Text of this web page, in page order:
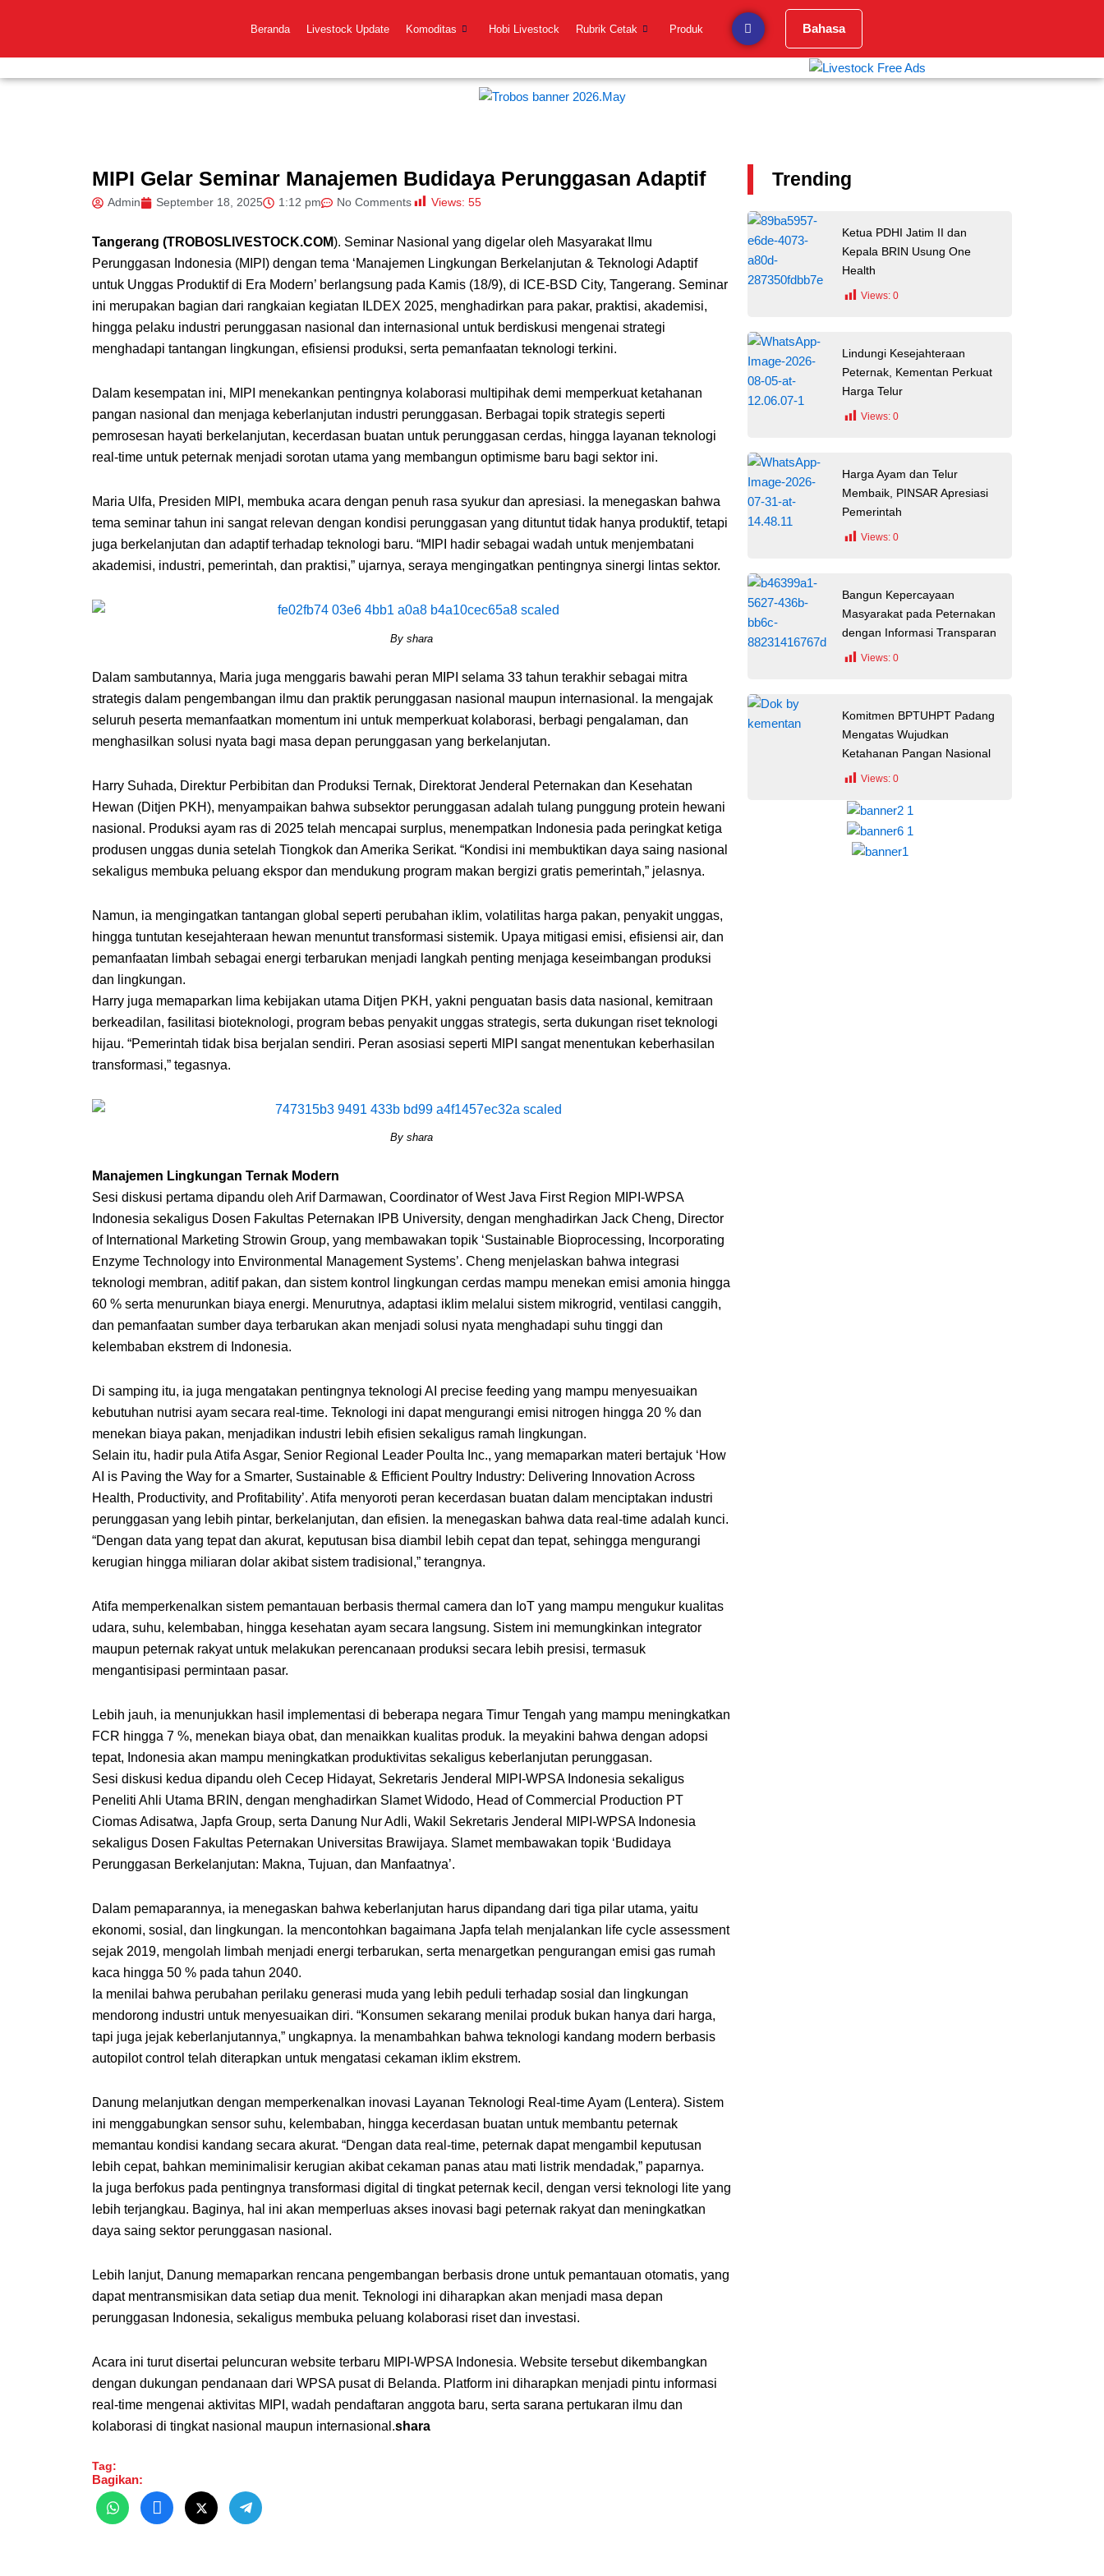
Beranda Livestock Update Komoditas Hobi Livestock Rubrik Cetak Produk Bahasa
MIPI Gelar Seminar Manajemen Budidaya Perunggasan Adaptif
Admin September 18, 2025 1:12 pm No Comments Views: 55
Tangerang (TROBOSLIVESTOCK.COM). Seminar Nasional yang digelar oleh Masyarakat Ilmu
Perunggasan Indonesia (MIPI) dengan tema ‘Manajemen Lingkungan Berkelanjutan & Teknologi Adaptif
untuk Unggas Produktif di Era Modern’ berlangsung pada Kamis (18/9), di ICE-BSD City, Tangerang. Seminar
ini merupakan bagian dari rangkaian kegiatan ILDEX 2025, menghadirkan para pakar, praktisi, akademisi,
hingga pelaku industri perunggasan nasional dan internasional untuk berdiskusi mengenai strategi
menghadapi tantangan lingkungan, efisiensi produksi, serta pemanfaatan teknologi terkini.
Dalam kesempatan ini, MIPI menekankan pentingnya kolaborasi multipihak demi memperkuat ketahanan
pangan nasional dan menjaga keberlanjutan industri perunggasan. Berbagai topik strategis seperti
pemrosesan hayati berkelanjutan, kecerdasan buatan untuk perunggasan cerdas, hingga layanan teknologi
real-time untuk peternak menjadi sorotan utama yang membangun optimisme baru bagi sektor ini.
Maria Ulfa, Presiden MIPI, membuka acara dengan penuh rasa syukur dan apresiasi. Ia menegaskan bahwa
tema seminar tahun ini sangat relevan dengan kondisi perunggasan yang dituntut tidak hanya produktif, tetapi
juga berkelanjutan dan adaptif terhadap teknologi baru. “MIPI hadir sebagai wadah untuk menjembatani
akademisi, industri, pemerintah, dan praktisi,” ujarnya, seraya mengingatkan pentingnya sinergi lintas sektor.
By shara
Dalam sambutannya, Maria juga menggaris bawahi peran MIPI selama 33 tahun terakhir sebagai mitra
strategis dalam pengembangan ilmu dan praktik perunggasan nasional maupun internasional. Ia mengajak
seluruh peserta memanfaatkan momentum ini untuk memperkuat kolaborasi, berbagi pengalaman, dan
menghasilkan solusi nyata bagi masa depan perunggasan yang berkelanjutan.
Harry Suhada, Direktur Perbibitan dan Produksi Ternak, Direktorat Jenderal Peternakan dan Kesehatan
Hewan (Ditjen PKH), menyampaikan bahwa subsektor perunggasan adalah tulang punggung protein hewani
nasional. Produksi ayam ras di 2025 telah mencapai surplus, menempatkan Indonesia pada peringkat ketiga
produsen unggas dunia setelah Tiongkok dan Amerika Serikat. “Kondisi ini membuktikan daya saing nasional
sekaligus membuka peluang ekspor dan mendukung program makan bergizi gratis pemerintah,” jelasnya.
Namun, ia mengingatkan tantangan global seperti perubahan iklim, volatilitas harga pakan, penyakit unggas,
hingga tuntutan kesejahteraan hewan menuntut transformasi sistemik. Upaya mitigasi emisi, efisiensi air, dan
pemanfaatan limbah sebagai energi terbarukan menjadi langkah penting menjaga keseimbangan produksi
dan lingkungan.
Harry juga memaparkan lima kebijakan utama Ditjen PKH, yakni penguatan basis data nasional, kemitraan
berkeadilan, fasilitasi bioteknologi, program bebas penyakit unggas strategis, serta dukungan riset teknologi
hijau. “Pemerintah tidak bisa berjalan sendiri. Peran asosiasi seperti MIPI sangat menentukan keberhasilan
transformasi,” tegasnya.
By shara
Manajemen Lingkungan Ternak Modern
Sesi diskusi pertama dipandu oleh Arif Darmawan, Coordinator of West Java First Region MIPI-WPSA
Indonesia sekaligus Dosen Fakultas Peternakan IPB University, dengan menghadirkan Jack Cheng, Director
of International Marketing Strowin Group, yang membawakan topik ‘Sustainable Bioprocessing, Incorporating
Enzyme Technology into Environmental Management Systems’. Cheng menjelaskan bahwa integrasi
teknologi membran, aditif pakan, dan sistem kontrol lingkungan cerdas mampu menekan emisi amonia hingga
60 % serta menurunkan biaya energi. Menurutnya, adaptasi iklim melalui sistem mikrogrid, ventilasi canggih,
dan pemanfaatan sumber daya terbarukan akan menjadi solusi nyata menghadapi suhu tinggi dan
kelembaban ekstrem di Indonesia.
Di samping itu, ia juga mengatakan pentingnya teknologi AI precise feeding yang mampu menyesuaikan
kebutuhan nutrisi ayam secara real-time. Teknologi ini dapat mengurangi emisi nitrogen hingga 20 % dan
menekan biaya pakan, menjadikan industri lebih efisien sekaligus ramah lingkungan.
Selain itu, hadir pula Atifa Asgar, Senior Regional Leader Poulta Inc., yang memaparkan materi bertajuk ‘How
AI is Paving the Way for a Smarter, Sustainable & Efficient Poultry Industry: Delivering Innovation Across
Health, Productivity, and Profitability’. Atifa menyoroti peran kecerdasan buatan dalam menciptakan industri
perunggasan yang lebih pintar, berkelanjutan, dan efisien. Ia menegaskan bahwa data real-time adalah kunci.
“Dengan data yang tepat dan akurat, keputusan bisa diambil lebih cepat dan tepat, sehingga mengurangi
kerugian hingga miliaran dolar akibat sistem tradisional,” terangnya.
Atifa memperkenalkan sistem pemantauan berbasis thermal camera dan IoT yang mampu mengukur kualitas
udara, suhu, kelembaban, hingga kesehatan ayam secara langsung. Sistem ini memungkinkan integrator
maupun peternak rakyat untuk melakukan perencanaan produksi secara lebih presisi, termasuk
mengantisipasi permintaan pasar.
Lebih jauh, ia menunjukkan hasil implementasi di beberapa negara Timur Tengah yang mampu meningkatkan
FCR hingga 7 %, menekan biaya obat, dan menaikkan kualitas produk. Ia meyakini bahwa dengan adopsi
tepat, Indonesia akan mampu meningkatkan produktivitas sekaligus keberlanjutan perunggasan.
Sesi diskusi kedua dipandu oleh Cecep Hidayat, Sekretaris Jenderal MIPI-WPSA Indonesia sekaligus
Peneliti Ahli Utama BRIN, dengan menghadirkan Slamet Widodo, Head of Commercial Production PT
Ciomas Adisatwa, Japfa Group, serta Danung Nur Adli, Wakil Sekretaris Jenderal MIPI-WPSA Indonesia
sekaligus Dosen Fakultas Peternakan Universitas Brawijaya. Slamet membawakan topik ‘Budidaya
Perunggasan Berkelanjutan: Makna, Tujuan, dan Manfaatnya’.
Dalam pemaparannya, ia menegaskan bahwa keberlanjutan harus dipandang dari tiga pilar utama, yaitu
ekonomi, sosial, dan lingkungan. Ia mencontohkan bagaimana Japfa telah menjalankan life cycle assessment
sejak 2019, mengolah limbah menjadi energi terbarukan, serta menargetkan pengurangan emisi gas rumah
kaca hingga 50 % pada tahun 2040.
Ia menilai bahwa perubahan perilaku generasi muda yang lebih peduli terhadap sosial dan lingkungan
mendorong industri untuk menyesuaikan diri. “Konsumen sekarang menilai produk bukan hanya dari harga,
tapi juga jejak keberlanjutannya,” ungkapnya. Ia menambahkan bahwa teknologi kandang modern berbasis
autopilot control telah diterapkan untuk mengatasi cekaman iklim ekstrem.
Danung melanjutkan dengan memperkenalkan inovasi Layanan Teknologi Real-time Ayam (Lentera). Sistem
ini menggabungkan sensor suhu, kelembaban, hingga kecerdasan buatan untuk membantu peternak
memantau kondisi kandang secara akurat. “Dengan data real-time, peternak dapat mengambil keputusan
lebih cepat, bahkan meminimalisir kerugian akibat cekaman panas atau mati listrik mendadak,” paparnya.
Ia juga berfokus pada pentingnya transformasi digital di tingkat peternak kecil, dengan versi teknologi lite yang
lebih terjangkau. Baginya, hal ini akan memperluas akses inovasi bagi peternak rakyat dan meningkatkan
daya saing sektor perunggasan nasional.
Lebih lanjut, Danung memaparkan rencana pengembangan berbasis drone untuk pemantauan otomatis, yang
dapat mentransmisikan data setiap dua menit. Teknologi ini diharapkan akan menjadi masa depan
perunggasan Indonesia, sekaligus membuka peluang kolaborasi riset dan investasi.
Acara ini turut disertai peluncuran website terbaru MIPI-WPSA Indonesia. Website tersebut dikembangkan
dengan dukungan pendanaan dari WPSA pusat di Belanda. Platform ini diharapkan menjadi pintu informasi
real-time mengenai aktivitas MIPI, wadah pendaftaran anggota baru, serta sarana pertukaran ilmu dan
kolaborasi di tingkat nasional maupun internasional.shara
Tag:
Bagikan:
Trending
Ketua PDHI Jatim II dan
Kepala BRIN Usung One
Health
Views: 0
Lindungi Kesejahteraan
Peternak, Kementan Perkuat
Harga Telur
Views: 0
Harga Ayam dan Telur
Membaik, PINSAR Apresiasi
Pemerintah
Views: 0
Bangun Kepercayaan
Masyarakat pada Peternakan
dengan Informasi Transparan
Views: 0
Komitmen BPTUHPT Padang
Mengatas Wujudkan
Ketahanan Pangan Nasional
Views: 0